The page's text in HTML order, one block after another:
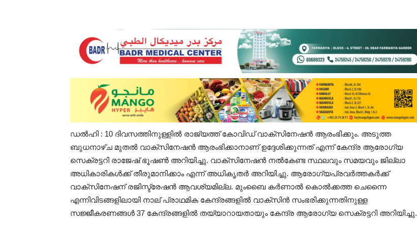
ഡൽഹി : 10 ദിവസത്തിനുള്ളിൽ രാജ്യത്ത് കോവിഡ് വാക്സിനേഷൻ ആരംഭിക്കും. അടുത്ത
ബുധനാഴ്ച മുതൽ വാക്സിനേഷൻ ആരംഭിക്കാനാണ് ഉദ്ദേശിക്കുന്നത് എന്ന് കേന്ദ്ര ആരോഗ്യ
സെക്രട്ടറി രാജേഷ് ഭൂഷൺ അറിയിച്ചു. വാക്സിനേഷൻ നൽകേണ്ട സ്ഥലവും സമയവും ജില്ലാ
അധികാരികൾക്ക് തീരുമാനിക്കാം എന്ന് അധികൃതർ അറിയിച്ചു. ആരോഗ്യപ്രവർത്തകർക്ക്
വാക്സിനേഷന് രജിസ്ട്രേഷൻ ആവശ്യമില്ല. മുംബൈ കർണാൽ കൊൽക്കത്ത ചെന്നൈ
എന്നിവിടങ്ങളിലായി നാല് പ്രാഥമിക കേന്ദ്രങ്ങളിൽ വാക്സിൻ സംഭരിക്കുന്നതിനുള്ള
സജ്ജീകരണങ്ങൾ 37 കേന്ദ്രങ്ങളിൽ തയ്യാറായതായും കേന്ദ്ര ആരോഗ്യ സെക്രട്ടറി അറിയിച്ചു.